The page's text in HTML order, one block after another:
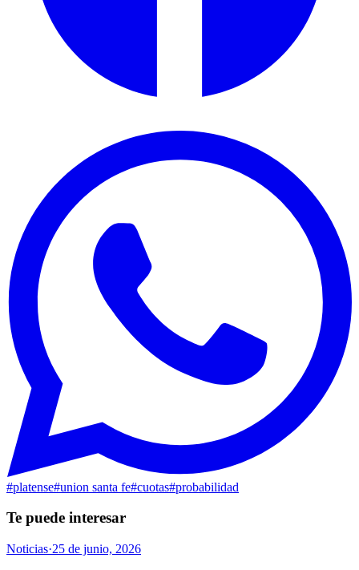
#platense#union santa fe#cuotas#probabilidad
Te puede interesar
Noticias·25 de junio, 2026